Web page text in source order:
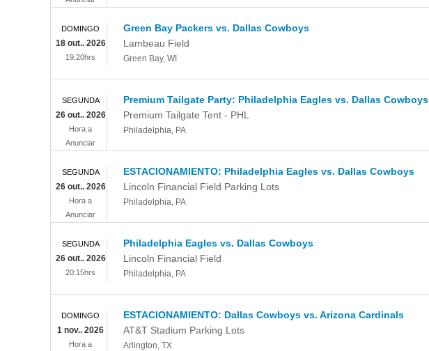
Green Bay Packers vs. Dallas Cowboys
Lambeau Field
Green Bay, WI
DOMINGO
18 out.. 2026
19:20hrs
Premium Tailgate Party: Philadelphia Eagles vs. Dallas Cowboys
Premium Tailgate Tent - PHL
Philadelphia, PA
SEGUNDA
26 out.. 2026
Hora a
Anunciar
ESTACIONAMIENTO: Philadelphia Eagles vs. Dallas Cowboys
Lincoln Financial Field Parking Lots
Philadelphia, PA
SEGUNDA
26 out.. 2026
Hora a
Anunciar
Philadelphia Eagles vs. Dallas Cowboys
Lincoln Financial Field
Philadelphia, PA
SEGUNDA
26 out.. 2026
20:15hrs
ESTACIONAMIENTO: Dallas Cowboys vs. Arizona Cardinals
AT&T Stadium Parking Lots
Arlington, TX
DOMINGO
1 nov.. 2026
Hora a